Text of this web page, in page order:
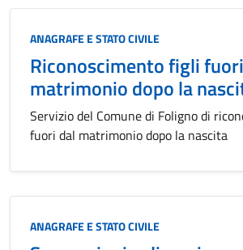
Categoria:
ANAGRAFE E STATO CIVILE
Riconoscimento figli
matrimonio dopo la
Servizio del Comune di Foligno di
fuori dal matrimonio dopo la nascita
Categoria:
ANAGRAFE E STATO CIVILE